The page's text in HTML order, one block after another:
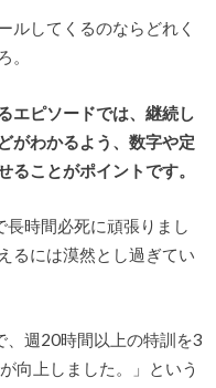
ルしてくるのならどれく
。
エピソードでは、継続し
がわかるよう、数字や定
ことがポイントです。
時間必死に頑張りまし
るには漠然とし過ぎてい
、週20時間以上の特訓を3
向上しました。」という